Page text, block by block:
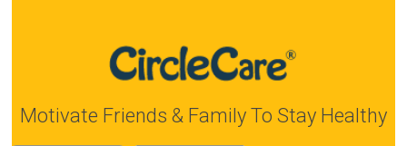
Motivate Friends & Family To Stay Healthy